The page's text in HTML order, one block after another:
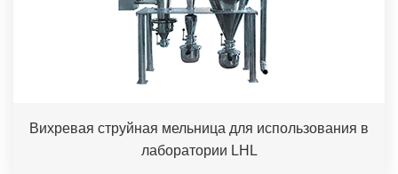
Вихревая струйная мельница для использования в
лаборатории LHL